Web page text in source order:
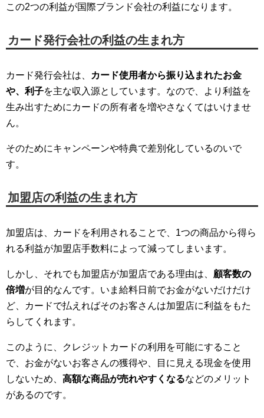
この2つの利益が国際ブランド会社の利益になります。
カード発行会社の利益の生まれ方
カード発行会社は、
カード使用者から振り込まれたお金
や、利子を主な収入源としています。なので、より利益を
生み出すためにカードの所有者を増やさなくてはいけませ
ん。
そのためにキャンペーンや特典で差別化しているのいで
す。
加盟店の利益の生まれ方
加盟店は、カードを利用されることで、1つの商品から得ら
れる利益が加盟店手数料によって減ってしまいます。
しかし、それでも加盟店が加盟店である理由は、 顧客数の
倍増が目的なんです。いま給料日前でお金がないだけだけ
ど、カードで払えればそのお客さんは加盟店に利益をもた
らしてくれます。
このように、クレジットカードの利用を可能にすること
で、お金がないお客さんの獲得や、目に見える現金を使用
しないため、 高額な商品が売れやすくなるなどのメリット
があるのです。